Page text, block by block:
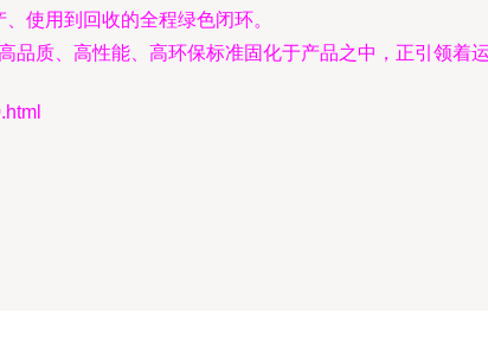
使用到回收的全程绿色闭环。
品质、高性能、高环保标准固化于产品之中，正引领着